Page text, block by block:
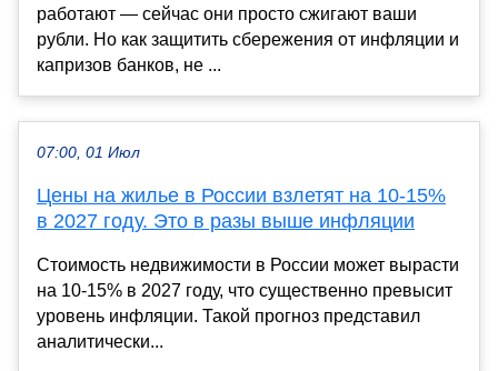
работают — сейчас они просто сжигают ваши
рубли. Но как защитить сбережения от инфляции и
капризов банков, не ...
07:00, 01 Июл
Цены на жилье в России взлетят на 10-15%
в 2027 году. Это в разы выше инфляции
Стоимость недвижимости в России может вырасти
на 10-15% в 2027 году, что существенно превысит
уровень инфляции. Такой прогноз представил
аналитически...